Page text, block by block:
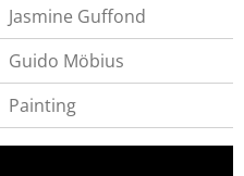
Jasmine Guffond
Guido Möbius
Painting